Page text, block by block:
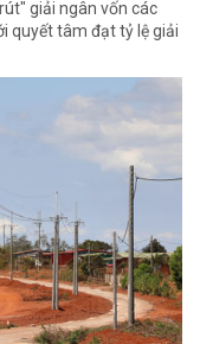
giải ngân vốn các
quyết tâm đạt tỷ lệ giải